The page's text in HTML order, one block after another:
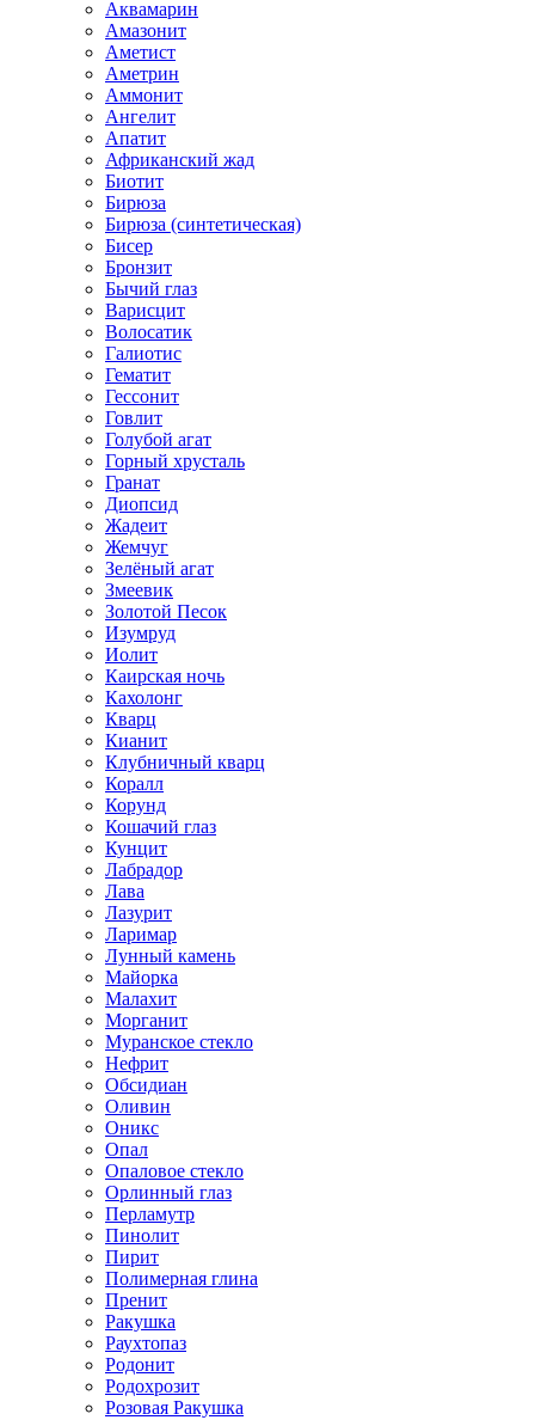
Аквамарин
Амазонит
Аметист
Аметрин
Аммонит
Ангелит
Апатит
Африканский жад
Биотит
Бирюза
Бирюза (синтетическая)
Бисер
Бронзит
Бычий глаз
Варисцит
Волосатик
Галиотис
Гематит
Гессонит
Говлит
Голубой агат
Горный хрусталь
Гранат
Диопсид
Жадеит
Жемчуг
Зелёный агат
Змеевик
Золотой Песок
Изумруд
Иолит
Каирская ночь
Кахолонг
Кварц
Кианит
Клубничный кварц
Коралл
Корунд
Кошачий глаз
Кунцит
Лабрадор
Лава
Лазурит
Ларимар
Лунный камень
Майорка
Малахит
Морганит
Муранское стекло
Нефрит
Обсидиан
Оливин
Оникс
Опал
Опаловое стекло
Орлинный глаз
Перламутр
Пинолит
Пирит
Полимерная глина
Пренит
Ракушка
Раухтопаз
Родонит
Родохрозит
Розовая Ракушка